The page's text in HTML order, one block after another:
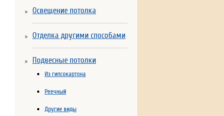
Освещение потолка
Отделка другими способами
Подвесные потолки
Из гипсокартона
Реечный
Другие виды